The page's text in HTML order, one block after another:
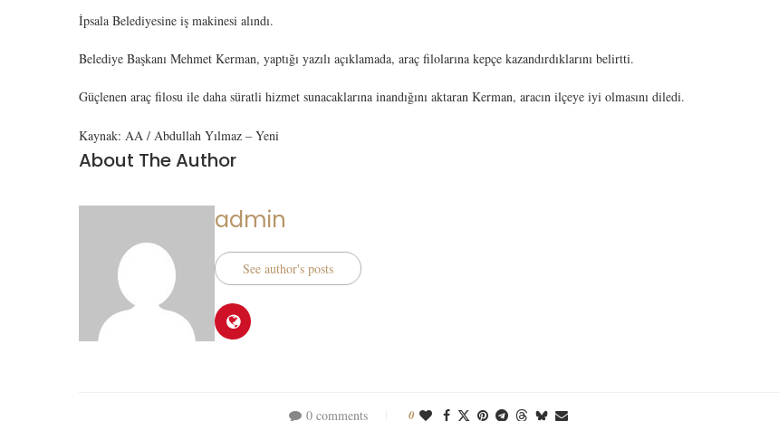
İpsala Belediyesine iş makinesi alındı.
Belediye Başkanı Mehmet Kerman, yaptığı yazılı açıklamada, araç filolarına kepçe kazandırdıklarını belirtti.
Güçlenen araç filosu ile daha süratli hizmet sunacaklarına inandığını aktaran Kerman, aracın ilçeye iyi olmasını diledi.
Kaynak: AA / Abdullah Yılmaz – Yeni
About The Author
admin
See author's posts
0 comments 0